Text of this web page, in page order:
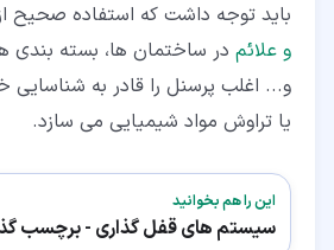
باید توجه داشت که استفاده صحیح
و علائم در ساختمان ‌ها، بسته‌ بندی
و... اغلب پرسنل را قادر به
یا تراوش مواد شیمیایی می‌ سازد.
این را هم بخوانید
سیستم های قفل گذاری - برچسب